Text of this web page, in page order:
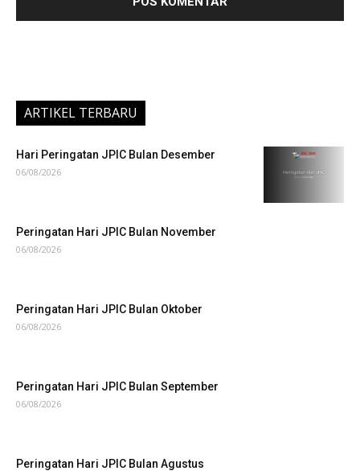
ARTIKEL TERBARU
Hari Peringatan JPIC Bulan Desember
06/08/2026
Peringatan Hari JPIC Bulan November
06/08/2026
Peringatan Hari JPIC Bulan Oktober
06/08/2026
Peringatan Hari JPIC Bulan September
06/08/2026
Peringatan Hari JPIC Bulan Agustus